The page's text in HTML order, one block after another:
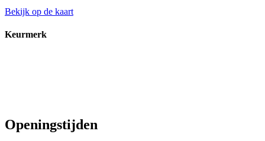
Bekijk op de kaart
Keurmerk
Openingstijden